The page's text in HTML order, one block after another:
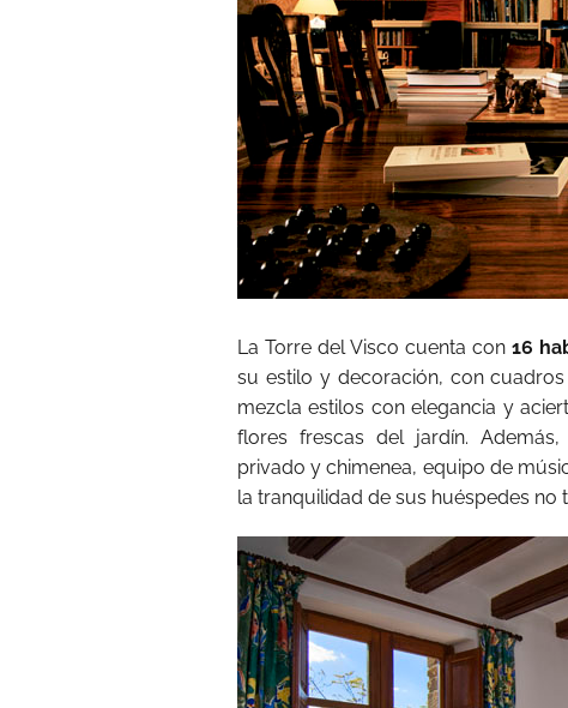
La Torre del Visco cuenta con16
su estilo y decoración, con
mezcla estilos con elegancia y
flores frescas del jardín.
privado y chimenea, equipo de
la tranquilidad de sus huéspedes no